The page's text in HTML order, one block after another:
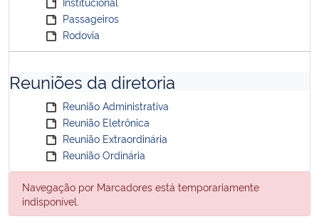
Passageiros
Rodovia
Reuniões da diretoria
Reunião Administrativa
Reunião Eletrônica
Reunião Extraordinária
Reunião Ordinária
Navegação por Marcadores está temporariamente
indisponível.